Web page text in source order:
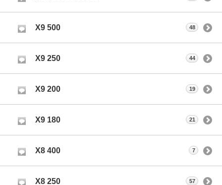
X9 500 48
X9 250 44
X9 200 19
X9 180 21
X8 400 7
X8 250 57